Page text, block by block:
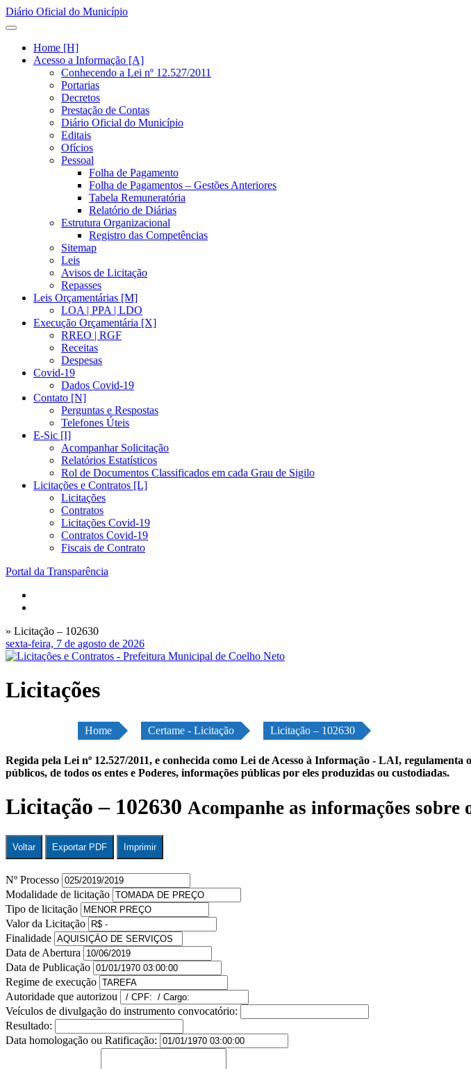
Diário Oficial do Município
Home [H]
Acesso a Informação [A]
Conhecendo a Lei nº 12.527/2011
Portarias
Decretos
Prestação de Contas
Diário Oficial do Município
Editais
Ofícios
Pessoal
Folha de Pagamento
Folha de Pagamentos – Gestões Anteriores
Tabela Remuneratória
Relatório de Diárias
Estrutura Organizacional
Registro das Competências
Sitemap
Leis
Avisos de Licitação
Repasses
Leis Orçamentárias [M]
LOA | PPA | LDO
Execução Orçamentária [X]
RREO | RGF
Receitas
Despesas
Covid-19
Dados Covid-19
Contato [N]
Perguntas e Respostas
Telefones Úteis
E-Sic [I]
Acompanhar Solicitação
Relatórios Estatísticos
Rol de Documentos Classificados em cada Grau de Sigilo
Licitações e Contratos [L]
Licitações
Contratos
Licitações Covid-19
Contratos Covid-19
Fiscais de Contrato
Portal da Transparência
» Licitação – 102630
sexta-feira, 7 de agosto de 2026
Licitações
Home Certame - Licitação Licitação – 102630
Regida pela Lei nº 12.527/2011, e conhecida como Lei de Acesso à Informação - LAI,
públicos, de todos os entes e Poderes, informações públicas por eles produzidas ou custodiadas.
Licitação – 102630 Acompanhe as informações sobre
Voltar Exportar PDF Imprimir
Nº Processo
Modalidade de licitação
Tipo de licitação
Valor da Licitação
Finalidade
Data de Abertura
Data de Publicação
Regime de execução
Autoridade que autorizou
Veículos de divulgação do instrumento convocatório:
Resultado:
Data homologação ou Ratificação: